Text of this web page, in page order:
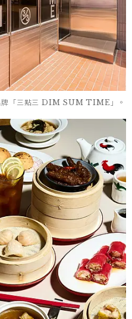
牌「三點三 DIM SUM TIME」。